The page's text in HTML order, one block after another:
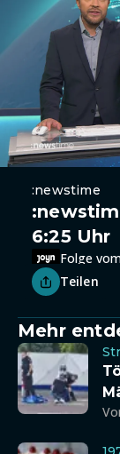
:newstime
6:25 Uhr
Folge
Teilen
Mehr